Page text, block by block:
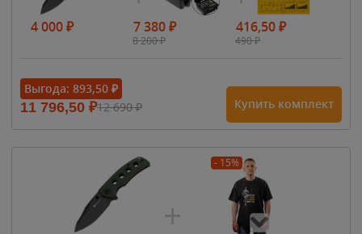
4 000₽ 7 380₽
8 200₽
416,50₽
490₽
Выгода: 893,50 ₽
11 796,50 ₽12 690₽ Купить комплект
- 15%